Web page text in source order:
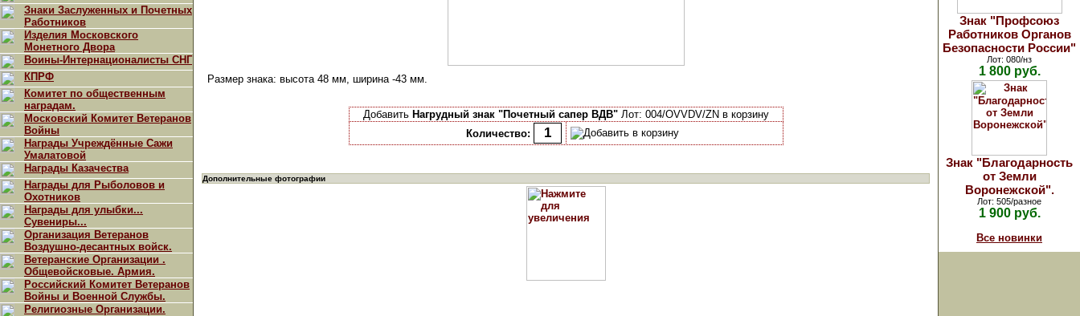
Знаки Заслуженных и Почетных
Работников
Изделия Московского
Монетного Двора
Воины-Интернационалисты СНГ
КПРФ
Комитет по общественным
наградам.
Московский Комитет Ветеранов
Войны
Награды Учреждённые Сажи
Умалатовой
Награды Казачества
Награды для Рыболовов и
Охотников
Награды для улыбки...
Сувениры...
Организация Ветеранов
Воздушно-десантных войск.
Ветеранские Организации .
Общевойсковые. Армия.
Российский Комитет Ветеранов
Войны и Военной Службы.
Религиозные Организации.
Размер знака: высота 48 мм, ширина -43 мм.
Добавить Нагрудный знак "Почетный сапер ВДВ"Лот: 004/OVVDV/ZN в корзину
Количество:
Дополнительные фотографии
Знак "Профсоюз
Работников Органов
Безопасности России"
Лот: 080/нз
1 800 руб.
Знак "Благодарность
от Земли
Воронежской".
Лот: 505/разное
1 900 руб.
Все новинки